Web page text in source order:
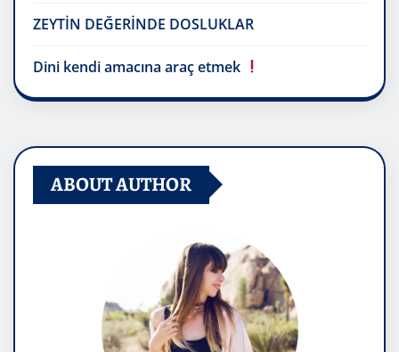
ZEYTİN DEĞERİNDE DOSLUKLAR
Dini kendi amacına araç etmek
ABOUT AUTHOR